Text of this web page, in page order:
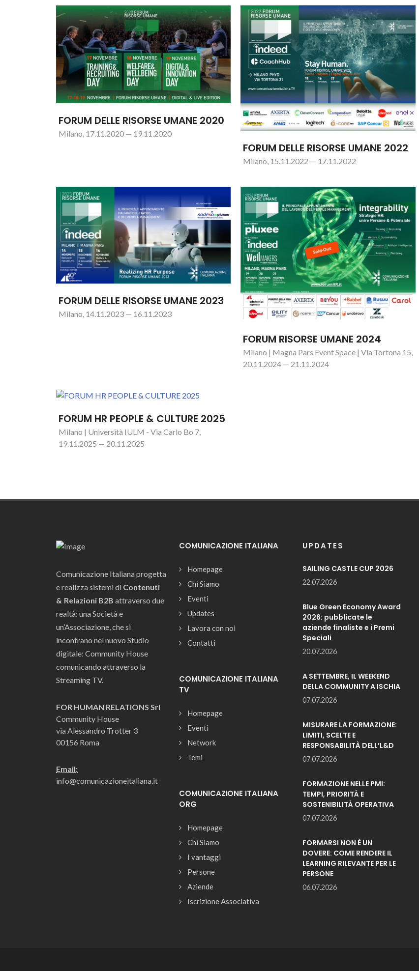
FORUM DELLE RISORSE UMANE 2020
Milano, 17.11.2020 — 19.11.2020
FORUM DELLE RISORSE UMANE 2022
Milano, 15.11.2022 — 17.11.2022
FORUM DELLE RISORSE UMANE 2023
Milano, 14.11.2023 — 16.11.2023
FORUM RISORSE UMANE 2024
Milano | Magna Pars Event Space | Via Tortona 15,
20.11.2024 — 21.11.2024
FORUM HR PEOPLE & CULTURE 2025
Milano | Università IULM - Via Carlo Bo 7,
19.11.2025 — 20.11.2025
Comunicazione Italiana progetta
e realizza sistemi di Contenuti
& Relazioni B2B attraverso due
realtà: una Società e
un’Associazione, che si
incontrano nel nuovo Studio
digitale: Community House
comunicando attraverso la
Streaming TV.
FOR HUMAN RELATIONS Srl
Community House
via Alessandro Trotter 3
00156 Roma
Email:
info@comunicazioneitaliana.it
COMUNICAZIONE ITALIANA
Homepage
Chi Siamo
Eventi
Updates
Lavora con noi
Contatti
COMUNICAZIONE ITALIANA
TV
Homepage
Eventi
Network
Temi
COMUNICAZIONE ITALIANA
ORG
Homepage
Chi Siamo
I vantaggi
Persone
Aziende
Iscrizione Associativa
UPDATES
SAILING CASTLE CUP 2026
22.07.2026
Blue Green Economy Award
2026: pubblicate le
aziende finaliste e i Premi
Speciali
20.07.2026
A SETTEMBRE, IL WEEKEND
DELLA COMMUNITY A ISCHIA
07.07.2026
MISURARE LA FORMAZIONE:
LIMITI, SCELTE E
RESPONSABILITÀ DELL’L&D
07.07.2026
FORMAZIONE NELLE PMI:
TEMPI, PRIORITÀ E
SOSTENIBILITÀ OPERATIVA
07.07.2026
FORMARSI NON È UN
DOVERE: COME RENDERE IL
LEARNING RILEVANTE PER LE
PERSONE
06.07.2026